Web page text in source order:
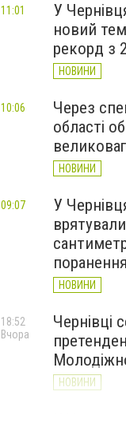
У
новий
рекорд з
НОВИНИ
11:01
Через
області
НОВИНИ
10:06
У
НОВИНИ
09:07
Чернівці
НОВИНИ
18:52
Вчора